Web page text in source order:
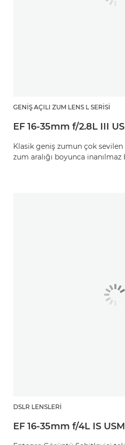
GENIŞ AÇILI ZUM LENS L SERISI
EF 16-35mm f/2.8L III
Klasik geniş zumun çok
zum aralığı boyunca
DSLR LENSLERI
EF 16-35mm f/4L IS USM